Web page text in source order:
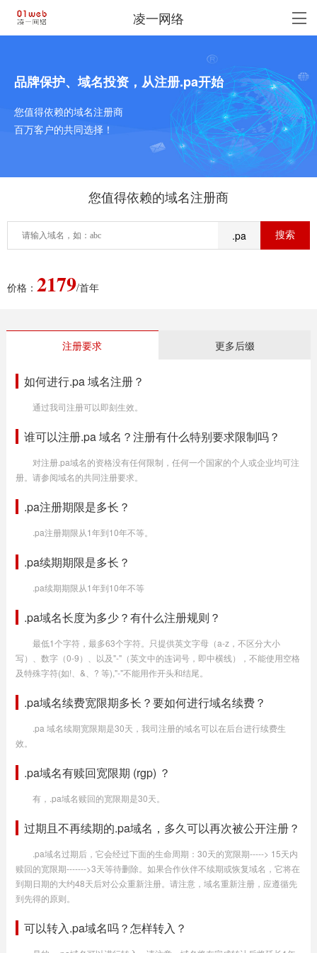
凌一网络
品牌保护、域名投资，从注册.pa开始
您值得依赖的域名注册商
百万客户的共同选择！
您值得依赖的域名注册商
.pa
价格： 2179/首年
注册要求 更多后缀
如何进行.pa 域名注册？
通过我司注册可以即刻生效。
谁可以注册.pa 域名？注册有什么特别要求限制吗？
对注册.pa域名的资格没有任何限制，任何一个国家的个人或企业均可注
册。请参阅域名的共同注册要求。
.pa注册期限是多长？
.pa注册期限从1年到10年不等。
.pa续期期限是多长？
.pa续期期限从1年到10年不等
.pa域名长度为多少？有什么注册规则？
最低1个字符，最多63个字符。只提供英文字母（a-z，不区分大小
写）、数字（0-9）、以及"-"（英文中的连词号，即中横线），不能使用空格
及特殊字符(如!、&、? 等),"-"不能用作开头和结尾。
.pa域名续费宽限期多长？要如何进行域名续费？
.pa 域名续期宽限期是30天，我司注册的域名可以在后台进行续费生
效。
.pa域名有赎回宽限期 (rgp) ？
有，.pa域名赎回的宽限期是30天。
过期且不再续期的.pa域名，多久可以再次被公开注册？
.pa域名过期后，它会经过下面的生命周期：30天的宽限期-----> 15天内
赎回的宽限期------->3天等待删除。如果合作伙伴不续期或恢复域名，它将在
到期日期的大约48天后对公众重新注册。请注意，域名重新注册，应遵循先
到先得的原则。
可以转入.pa域名吗？怎样转入？